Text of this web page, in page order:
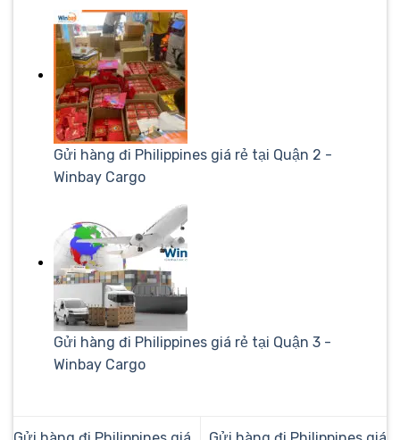
Gửi hàng đi Philippines giá rẻ tại Quận 2 -
Winbay Cargo
Gửi hàng đi Philippines giá rẻ tại Quận 3 -
Winbay Cargo